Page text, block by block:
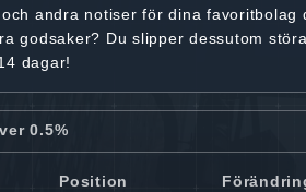
andra notiser för dina favoritbolag
godsaker? Du slipper dessutom
dagar!
0.5%
Position